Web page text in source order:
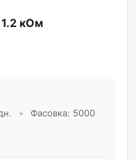
кОм
•
Фасовка: 5000